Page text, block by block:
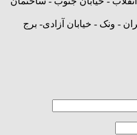
- ونک - خیابان آزادی- برج